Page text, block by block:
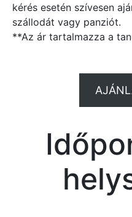
kérés esetén szívesen
szállodát vagy panziót.
**Az ár tartalmazza a